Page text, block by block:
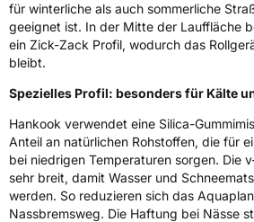
3PMSF / Schneeflockensymbol /
EPREL ID
Allgemeine Produktsicherheit
HerstellerkontaktHankook Tire Europe
D-63263 Neu-
für winterliche als auch sommerliche
geeignet ist. In der Mitte der Lauffläche
ein Zick-Zack Profil, wodurch das
bleibt.
Spezielles Profil: besonders für Kälte
Hankook verwendet eine Silica-
Anteil an natürlichen Rohstoffen, die für
bei niedrigen Temperaturen sorgen. Die
sehr breit, damit Wasser und
werden. So reduzieren sich das
Nassbremsweg. Die Haftung bei Nässe